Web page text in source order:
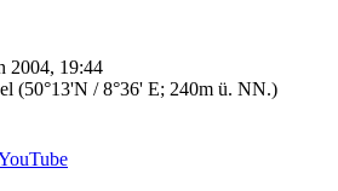
2004, 19:44
(50°13'N / 8°36' E; 240m ü. NN.)